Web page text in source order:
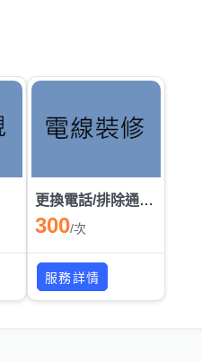
更換電話/排除通話雜訊
300/次
服務詳情